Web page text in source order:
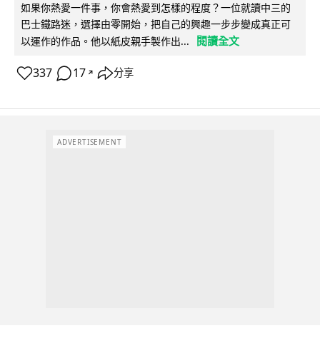
如果你熱愛一件事，你會熱愛到怎樣的程度？一位就讀中三的
巴士鐵路迷，選擇由零開始，把自己的興趣一步步變成真正可
以運作的作品。他以紙皮親手製作出...
閱讀全文
337 17 ↗ 分享
ADVERTISEMENT